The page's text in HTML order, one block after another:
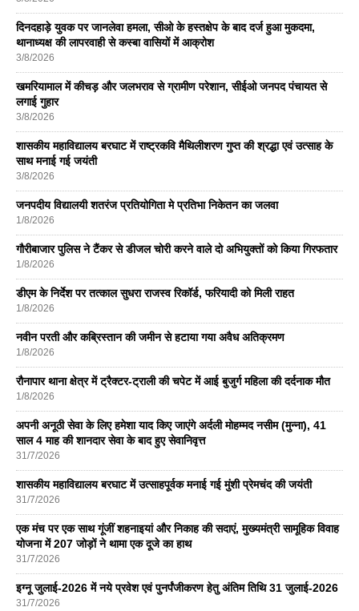
दिनदहाड़े युवक पर जानलेवा हमला, सीओ के हस्तक्षेप के बाद दर्ज हुआ मुकदमा,
थानाध्यक्ष की लापरवाही से कस्बा वासियों में आक्रोश
3/8/2026
खमरियामाल में कीचड़ और जलभराव से ग्रामीण परेशान, सीईओ जनपद पंचायत से
लगाई गुहार
3/8/2026
शासकीय महाविद्यालय बरघाट में राष्ट्रकवि मैथिलीशरण गुप्त की श्रद्धा एवं उत्साह के
साथ मनाई गई जयंती
3/8/2026
जनपदीय विद्यालयी शतरंज प्रतियोगिता मे प्रतिभा निकेतन का जलवा
1/8/2026
गौरीबाजार पुलिस ने टैंकर से डीजल चोरी करने वाले दो अभियुक्तों को किया गिरफतार
1/8/2026
डीएम के निर्देश पर तत्काल सुधरा राजस्व रिकॉर्ड, फरियादी को मिली राहत
1/8/2026
नवीन परती और कब्रिस्तान की जमीन से हटाया गया अवैध अतिक्रमण
1/8/2026
रौनापार थाना क्षेत्र में ट्रैक्टर-ट्राली की चपेट में आई बुजुर्ग महिला की दर्दनाक मौत
1/8/2026
अपनी अनूठी सेवा के लिए हमेशा याद किए जाएंगे अर्दली मोहम्मद नसीम (मुन्ना), 41
साल 4 माह की शानदार सेवा के बाद हुए सेवानिवृत्त
31/7/2026
शासकीय महाविद्यालय बरघाट में उत्साहपूर्वक मनाई गई मुंशी प्रेमचंद की जयंती
31/7/2026
एक मंच पर एक साथ गूंजीं शहनाइयां और निकाह की सदाएं, मुख्यमंत्री सामूहिक विवाह
योजना में 207 जोड़ों ने थामा एक दूजे का हाथ
31/7/2026
इग्नू जुलाई-2026 में नये प्रवेश एवं पुनर्पंजीकरण हेतु अंतिम तिथि 31 जुलाई-2026
31/7/2026